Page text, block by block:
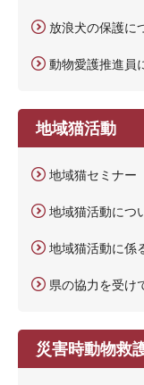
放浪犬の保護に
動物愛護推進員
地域猫活動
地域猫セミナー
地域猫活動につ
地域猫活動に係
県の協力を受け
災害時動物救